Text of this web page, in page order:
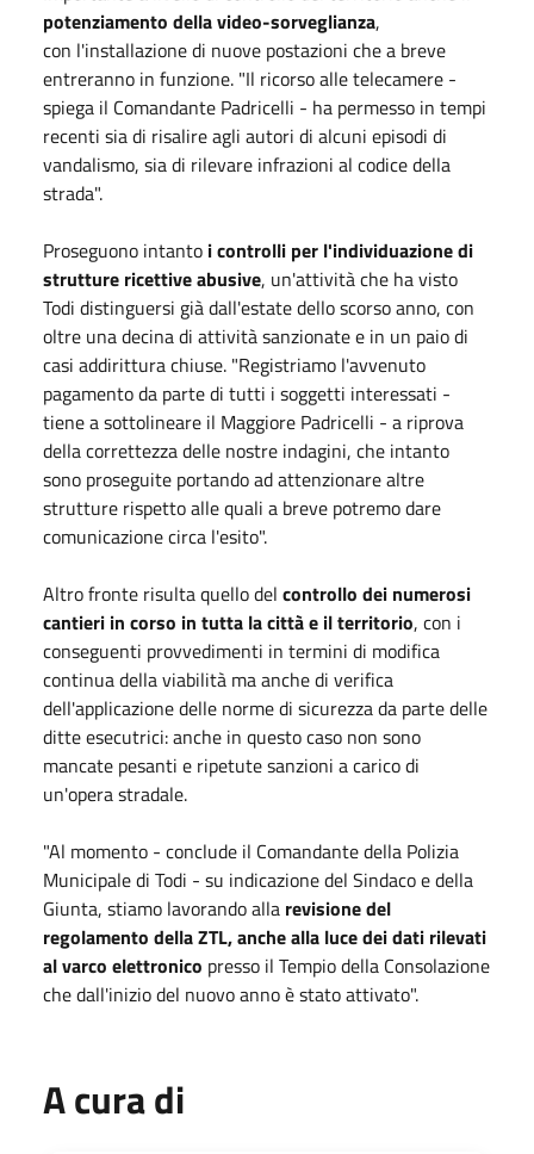
potenziamento della video-sorveglianza,
con l'installazione di nuove postazioni che a breve
entreranno in funzione. "Il ricorso alle telecamere -
spiega il Comandante Padricelli - ha permesso in tempi
recenti sia di risalire agli autori di alcuni episodi di
vandalismo, sia di rilevare infrazioni al codice della
strada".
Proseguono intanto i controlli per l'individuazione di
strutture ricettive abusive, un'attività che ha visto
Todi distinguersi già dall'estate dello scorso anno, con
oltre una decina di attività sanzionate e in un paio di
casi addirittura chiuse. "Registriamo l'avvenuto
pagamento da parte di tutti i soggetti interessati -
tiene a sottolineare il Maggiore Padricelli - a riprova
della correttezza delle nostre indagini, che intanto
sono proseguite portando ad attenzionare altre
strutture rispetto alle quali a breve potremo dare
comunicazione circa l'esito".
Altro fronte risulta quello del controllo dei numerosi
cantieri in corso in tutta la città e il territorio, con i
conseguenti provvedimenti in termini di modifica
continua della viabilità ma anche di verifica
dell'applicazione delle norme di sicurezza da parte delle
ditte esecutrici: anche in questo caso non sono
mancate pesanti e ripetute sanzioni a carico di
un'opera stradale.
"Al momento - conclude il Comandante della Polizia
Municipale di Todi - su indicazione del Sindaco e della
Giunta, stiamo lavorando alla revisione del
regolamento della ZTL, anche alla luce dei dati rilevati
al varco elettronico presso il Tempio della Consolazione
che dall'inizio del nuovo anno è stato attivato".
A cura di